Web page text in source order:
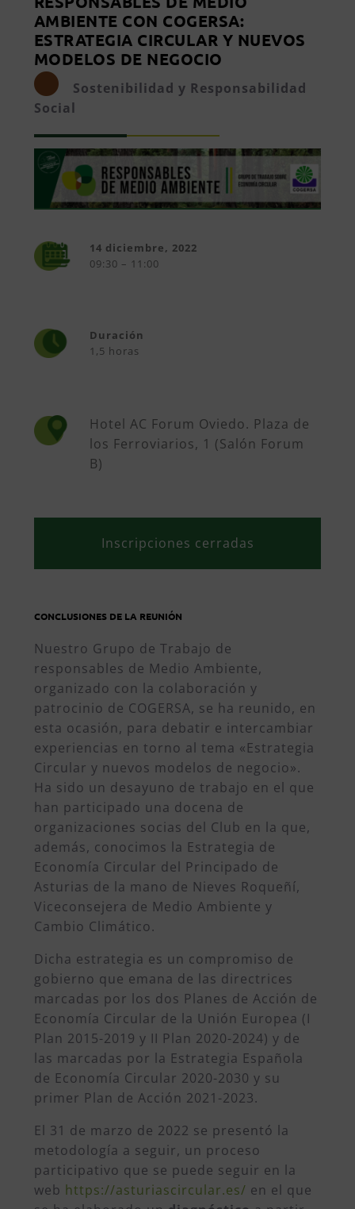
AMBIENTE CON COGERSA:
ESTRATEGIA CIRCULAR Y NUEVOS
MODELOS DE NEGOCIO
Sostenibilidad y Responsabilidad
Social
14 diciembre, 2022
09:30 – 11:00
Duración
1,5 horas
Hotel AC Forum Oviedo. Plaza de
los Ferroviarios, 1 (Salón Forum
B)
Inscripciones cerradas
CONCLUSIONES DE LA REUNIÓN
Nuestro Grupo de Trabajo de
responsables de Medio Ambiente,
organizado con la colaboración y
patrocinio de COGERSA, se ha reunido, en
esta ocasión, para debatir e intercambiar
experiencias en torno al tema «Estrategia
Circular y nuevos modelos de negocio».
Ha sido un desayuno de trabajo en el que
han participado una docena de
organizaciones socias del Club en la que,
además, conocimos la Estrategia de
Economía Circular del Principado de
Asturias de la mano de Nieves Roqueñí,
Viceconsejera de Medio Ambiente y
Cambio Climático.
Dicha estrategia es un compromiso de
gobierno que emana de las directrices
marcadas por los dos Planes de Acción de
Economía Circular de la Unión Europea (I
Plan 2015-2019 y II Plan 2020-2024) y de
las marcadas por la Estrategia Española
de Economía Circular 2020-2030 y su
primer Plan de Acción 2021-2023.
El 31 de marzo de 2022 se presentó la
metodología a seguir, un proceso
participativo que se puede seguir en la
web https://asturiascircular.es/ en el que